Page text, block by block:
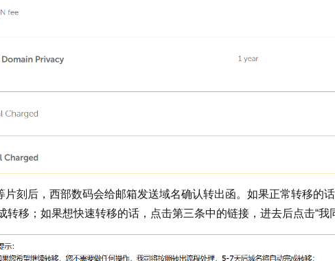
片刻后，西部数码会给邮箱发送域名确认转出函。如果正常转移的
转移；如果想快速转移的话，点击第三条中的链接，进去后点击“我